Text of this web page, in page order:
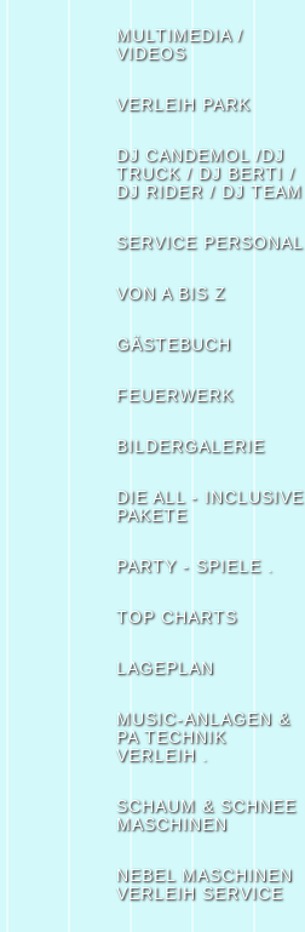
MULTIMEDIA /
VIDEOS
VERLEIH PARK
DJ CANDEMOL /DJ
TRUCK / DJ BERTI /
DJ RIDER / DJ TEAM
SERVICE PERSONAL
VON A BIS Z
GÄSTEBUCH
FEUERWERK
BILDERGALERIE
DIE ALL - INCLUSIVE
PAKETE
PARTY - SPIELE .
TOP CHARTS
LAGEPLAN
MUSIC-ANLAGEN &
PA TECHNIK
VERLEIH .
SCHAUM & SCHNEE
MASCHINEN
NEBEL MASCHINEN
VERLEIH SERVICE